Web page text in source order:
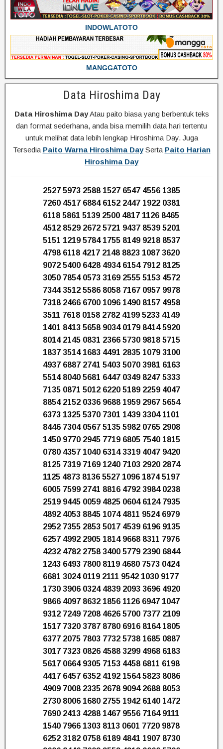
INDOWLATOTO
MANGGATOTO
Data Hiroshima Day
Data Hiroshima DayAtau paito biasa yang berbentuk teks
dan format sederhana, anda bisa memilih data hari tertentu
untuk melihat data lebih lengkap Hiroshima Day. Juga
Tersedia Paito Warna Hiroshima Day Serta Paito Harian
Hiroshima Day
2527 5973 2588 1527 6547 4556 1385
7260 4517 6884 6152 2447 1922 0381
6118 5861 5139 2500 4817 1126 8465
4512 8529 2672 5721 9437 8539 5201
5151 1219 5784 1755 8149 9218 8537
4798 6118 4217 2148 8823 1087 3620
9072 5400 6428 4934 6154 7912 8125
3050 7854 0573 3169 2555 5153 4572
7344 3512 5586 8058 7167 0957 9978
7318 2466 6700 1096 1490 8157 4958
3511 7618 0158 2782 4199 5233 4149
1401 8413 5658 9034 0179 8414 5920
8014 2145 0831 2366 5730 9818 5715
1837 3514 1683 4491 2835 1079 3100
4937 6887 2741 5403 5070 3981 6163
5514 8040 5681 6447 0349 8247 5333
7135 0871 5012 6220 5189 2259 4047
8854 2152 0336 9688 1959 2967 5654
6373 1325 5370 7301 1439 3304 1101
8446 7304 0567 5135 5982 0765 2908
1450 9770 2945 7719 6805 7540 1815
0780 4357 1040 6314 3319 4047 9420
8125 7319 7169 1240 7103 2920 2874
1125 4873 8136 5527 1096 1874 5197
6005 7599 2741 8816 4792 3984 0238
2519 9445 0059 4825 0604 6124 7935
4892 4053 8845 1074 4811 9524 6979
2952 7355 2853 5017 4539 6196 9135
6257 4992 2905 1814 9668 8311 7976
4232 4782 2758 3400 5779 2390 6844
1243 6493 7800 8119 4680 7573 0424
6681 3024 0119 2111 9542 1030 9177
1730 3906 0324 4839 2093 3696 4920
9866 4097 8632 1856 1126 6947 1047
9312 7249 7208 4626 5700 7377 2109
1517 7320 3787 8780 6916 8164 1805
6377 2075 7803 7732 5738 1685 0887
3017 7323 0826 4588 3299 4968 6183
5617 0664 9305 7153 4458 6811 6198
4417 6457 6352 4192 1564 5823 8086
4909 7008 2335 2678 9094 2688 8053
2730 8006 1680 2755 1942 6140 1472
7690 2413 4288 1467 9556 7164 9111
1540 7966 1303 8113 0601 7720 9878
6252 3182 0758 6189 4841 1907 8730